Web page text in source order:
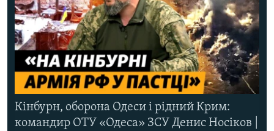
Кінбурн, оборона Одеси і рідний Крим:
командир ОТУ «Одеса» ЗСУ Денис Носіков |